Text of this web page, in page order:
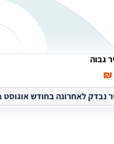
גבוה
נבדק לאחרונה בחודש אוגוסט